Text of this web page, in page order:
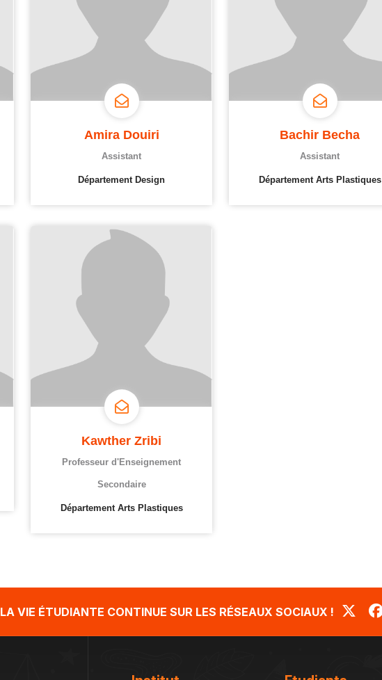
Amira Douiri
Assistant
Département Design
Bachir Becha
Assistant
Département Arts Plastiques
Kawther Zribi
Professeur d'Enseignement
Secondaire
Département Arts Plastiques
LA VIE ÉTUDIANTE CONTINUE SUR LES RÉSEAUX SOCIAUX !